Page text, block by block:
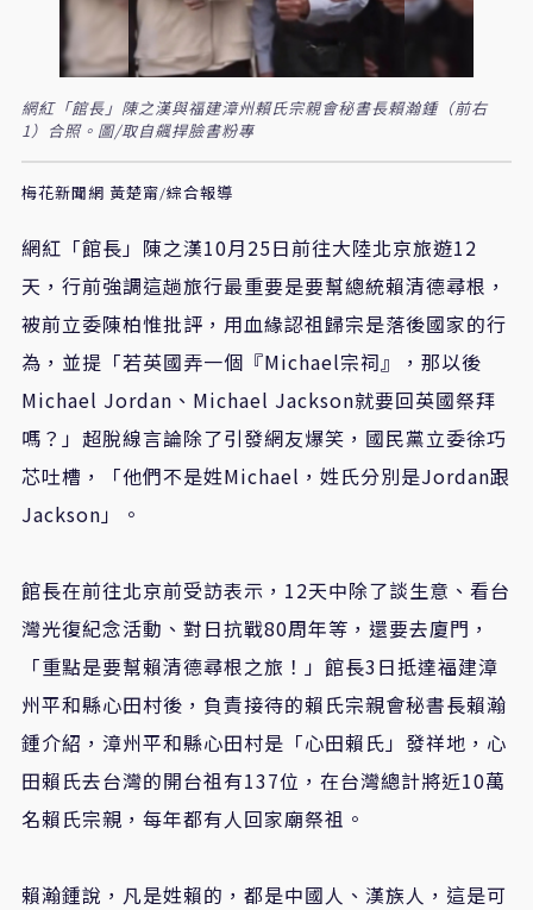
網紅「館長」陳之漢與福建漳州賴氏宗親會秘書長賴瀚鍾（前右
1）合照。圖/取自飆捍臉書粉專
梅花新聞網 黃楚甯/綜合報導
網紅「館長」陳之漢10月25日前往大陸北京旅遊12
天，行前強調這趟旅行最重要是要幫總統賴清德尋根，
被前立委陳柏惟批評，用血緣認祖歸宗是落後國家的行
為，並提「若英國弄一個『Michael宗祠』，那以後
Michael Jordan、Michael Jackson就要回英國祭拜
嗎？」超脫線言論除了引發網友爆笑，國民黨立委徐巧
芯吐槽，「他們不是姓Michael，姓氏分別是Jordan跟
Jackson」。
館長在前往北京前受訪表示，12天中除了談生意、看台
灣光復紀念活動、對日抗戰80周年等，還要去廈門，
「重點是要幫賴清德尋根之旅！」館長3日抵達福建漳
州平和縣心田村後，負責接待的賴氏宗親會秘書長賴瀚
鍾介紹，漳州平和縣心田村是「心田賴氏」發祥地，心
田賴氏去台灣的開台祖有137位，在台灣總計將近10萬
名賴氏宗親，每年都有人回家廟祭祖。
賴瀚鍾說，凡是姓賴的，都是中國人、漢族人，這是可